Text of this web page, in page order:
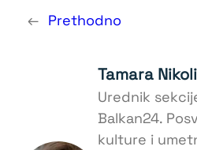
← Prethodno
Tamara
Urednik
Balkan24.
kulture i